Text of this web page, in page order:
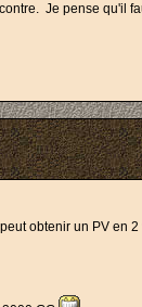
Je pense qu'il
obtenir un PV en